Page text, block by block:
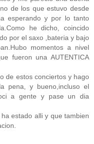
de los que estuvo desde
esperando y por lo tanto
he dicho, coincido
por el saxo ,bateria y bajo
momentos a nivel
fueron una AUTENTICA
de estos conciertos y hago
pena, y bueno,incluso el
a gente y pase un dia
estado alli y que tambien